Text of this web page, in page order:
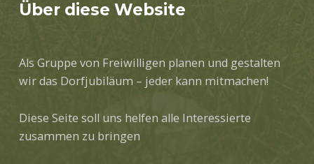
Über diese Website
Als Gruppe von Freiwilligen planen und gestalten
wir das Dorfjubiläum – jeder kann mitmachen!
Diese Seite soll uns helfen alle Interessierte
zusammen zu bringen